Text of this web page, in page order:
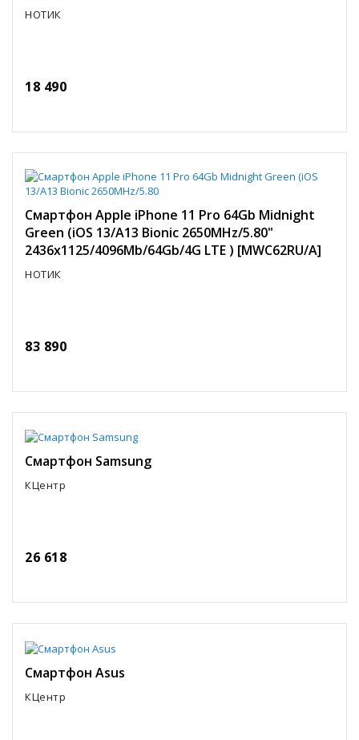
НОТИК
18 490
Смартфон Apple iPhone 11 Pro 64Gb Midnight
Green (iOS 13/A13 Bionic 2650MHz/5.80"
2436x1125/4096Mb/64Gb/4G LTE ) [MWC62RU/A]
НОТИК
83 890
Смартфон Samsung
КЦентр
26 618
Смартфон Asus
КЦентр